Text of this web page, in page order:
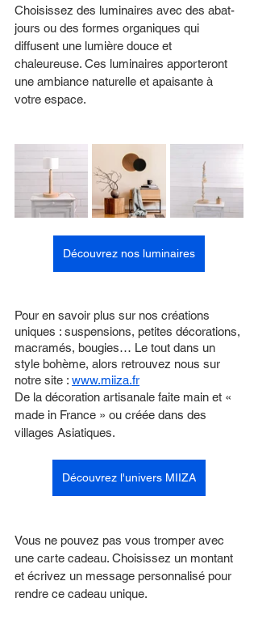
Choisissez des luminaires avec des abat-
jours ou des formes organiques qui
diffusent une lumière douce et
chaleureuse. Ces luminaires apporteront
une ambiance naturelle et apaisante à
votre espace.
Découvrez nos luminaires
Pour en savoir plus sur nos créations
uniques : suspensions, petites décorations,
macramés, bougies… Le tout dans un
style bohème, alors retrouvez nous sur
notre site : www.miiza.fr
De la décoration artisanale faite main et «
made in France » ou créée dans des
villages Asiatiques.
Découvrez l'univers MIIZA
Vous ne pouvez pas vous tromper avec
une carte cadeau. Choisissez un montant
et écrivez un message personnalisé pour
rendre ce cadeau unique.